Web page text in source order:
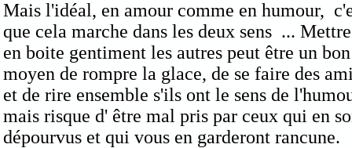
Mais l'idéal, en amour comme en humour,
que cela marche dans les deux sens ... Mettre
en boite gentiment les autres peut être un bon
moyen de rompre la glace, de se faire des
et de rire ensemble s'ils ont le sens de
mais risque d' être mal pris par ceux qui en
dépourvus et qui vous en garderont rancune.